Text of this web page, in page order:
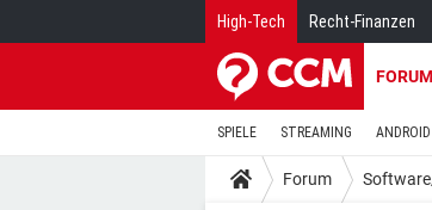
High-Tech Recht-Finanzen
FORUM
SPIELE STREAMING ANDROID
Forum